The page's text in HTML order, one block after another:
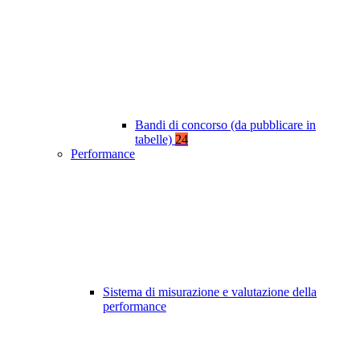
Bandi di concorso (da pubblicare in
tabelle) 24
Performance
Sistema di misurazione e valutazione della
performance